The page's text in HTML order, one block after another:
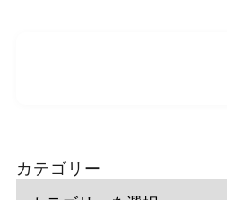
カテゴリー